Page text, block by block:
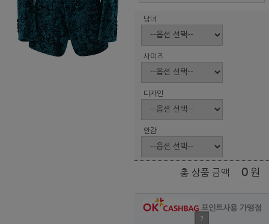
남녀
사이즈
디자인
안감
총 상품 금액 0 원
포인트사용 가맹점
?